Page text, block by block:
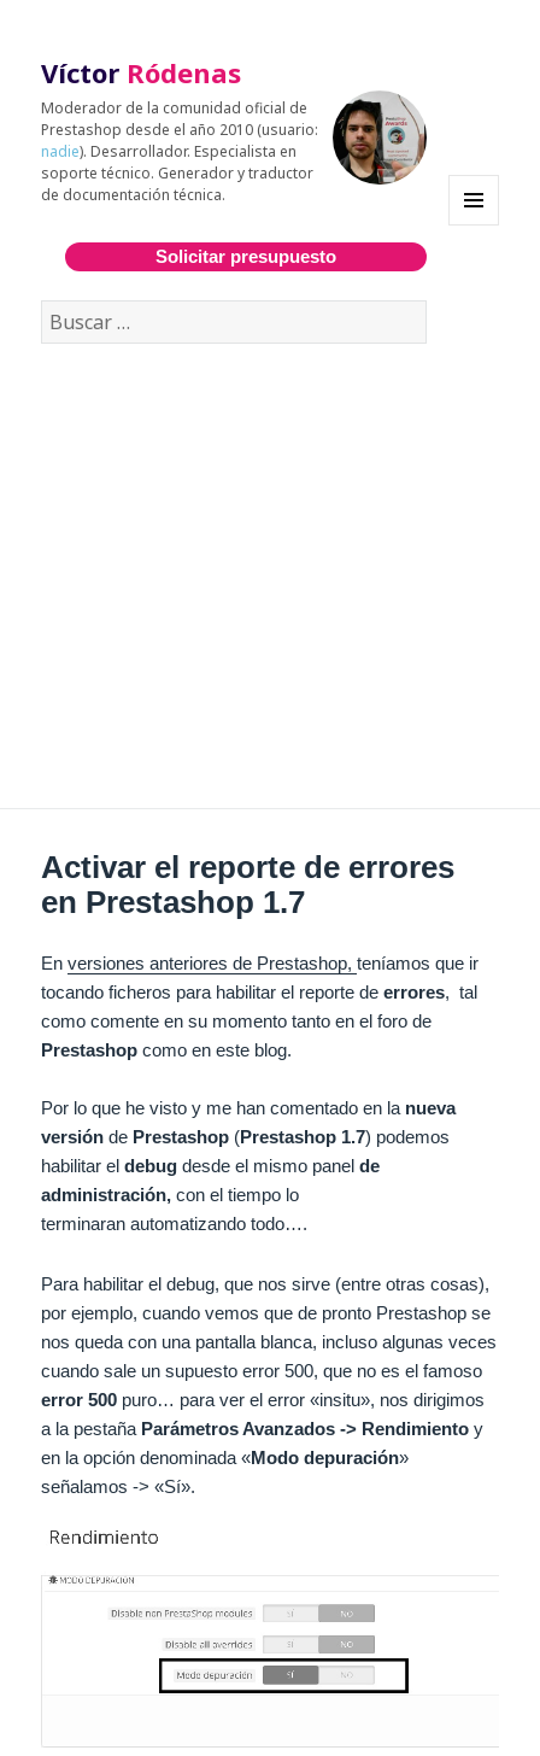
Víctor Ródenas
Moderador de la comunidad oficial de
Prestashop desde el año 2010 (usuario:
nadie). Desarrollador. Especialista en
soporte técnico. Generador y traductor
de documentación técnica.
Solicitar presupuesto
Buscar:
Activar el reporte de errores
en Prestashop 1.7
Enversiones anteriores de Prestashop,teníamos que ir
tocando ficheros para habilitar el reporte deerrores, tal
como comente en su momento tanto en el foro de
Prestashopcomo en este blog.
Por lo que he visto y me han comentado en la nueva
versión de Prestashop (Prestashop 1.7) podemos
habilitar eldebug desde el mismo panelde
administración,con el tiempo lo
terminaran automatizando todo….
Para habilitar el debug, que nos sirve (entre otras cosas),
por ejemplo, cuando vemos que de pronto Prestashop se
nos queda con una pantalla blanca, incluso algunas veces
cuando sale un supuesto error 500, que no es el famoso
error 500 puro… para ver el error «insitu», nos dirigimos
a la pestaña Parámetros Avanzados -> Rendimiento y
en la opción denominada «Modo depuración»
señalamos -> «Sí».